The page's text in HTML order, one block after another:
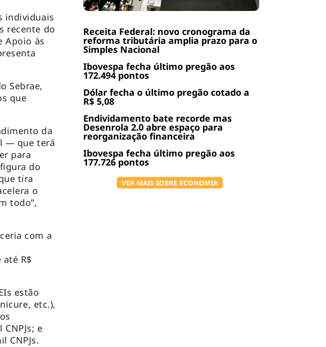
Receita Federal: novo cronograma da
reforma tributária amplia prazo para o
Simples Nacional
Ibovespa fecha último pregão aos
172.494 pontos
Dólar fecha o último pregão cotado a
R$ 5,08
Endividamento bate recorde mas
Desenrola 2.0 abre espaço para
reorganização financeira
Ibovespa fecha último pregão aos
177.726 pontos
VER MAIS SOBRE ECONOMIA
individuais
recente do
Apoio às
Sebrae,
que
da
— que terá
para
do
tira
o
todo”,
com a
R$
estão
etc.),
e
CNPJs.